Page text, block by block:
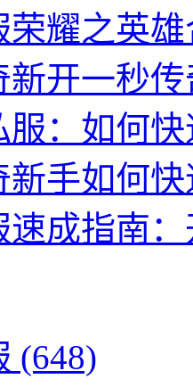
荣耀之英
新开一秒
服：如何
新手如何
速成指南
(648)